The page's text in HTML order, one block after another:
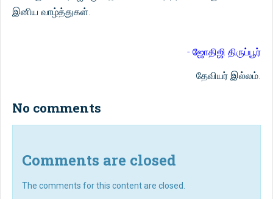
இனிய வாழ்த்துகள்.
- ஜோதிஜி திருப்பூர்
தேவியர் இல்லம்.
No comments
Comments are closed
The comments for this content are closed.